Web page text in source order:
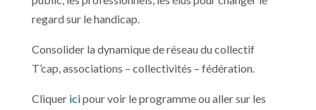
regard sur le handicap.
Consolider la dynamique de réseau du collectif
T’cap, associations – collectivités – fédération.
Cliquer icipour voir le programme ou aller sur les